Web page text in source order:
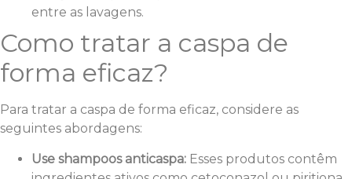
entre as lavagens.
Como tratar a caspa de
forma eficaz?
Para tratar a caspa de forma eficaz, considere as
seguintes abordagens:
Use shampoos anticaspa: Esses produtos contêm